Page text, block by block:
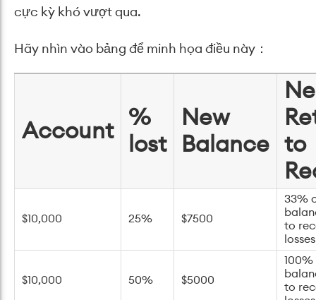
cực kỳ khó vượt qua.
Hãy nhìn vào bảng để minh họa điều này：
Account
%
lost
New
Balance
to
$10,000 25% $7500
33%
to
losses
$10,000 50% $5000
to